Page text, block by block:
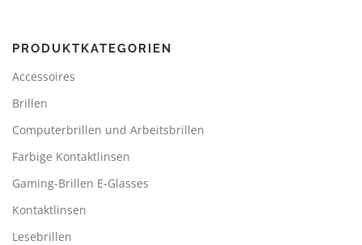
PRODUKTKATEGORIEN
Accessoires
Brillen
Computerbrillen und Arbeitsbrillen
Farbige Kontaktlinsen
Gaming-Brillen E-Glasses
Kontaktlinsen
Lesebrillen